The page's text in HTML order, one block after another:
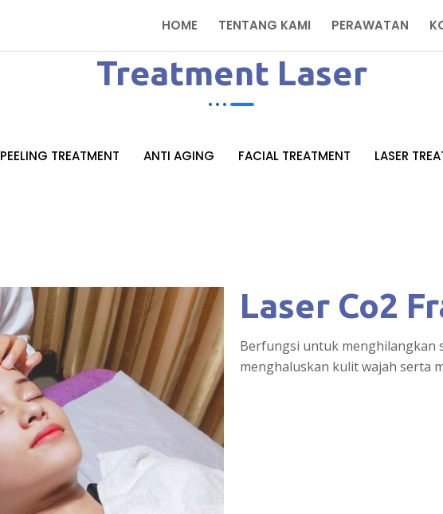
HOME TENTANG KAMI PERAWATAN
Treatment Laser
PEELING TREATMENT ANTI AGING FACIAL TREATMENT LASER
Laser Co2
Berfungsi untuk menghilangkan
menghaluskan kulit wajah serta